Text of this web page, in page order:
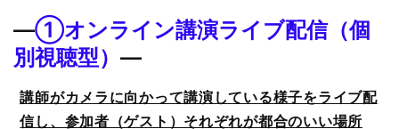
―①オンライン講演ライブ配信（個
別視聴型） ―
講師がカメラに向かって講演している様子をライブ配
信し、参加者（ゲスト）それぞれが都合のいい場所